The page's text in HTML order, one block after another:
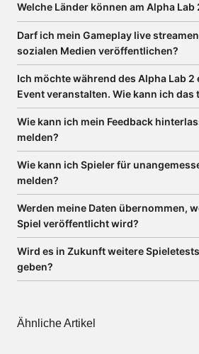
Welche Länder können am Alpha Lab
Darf ich mein Gameplay live
sozialen Medien veröffentlichen?
Ich möchte während des Alpha Lab
Event veranstalten. Wie kann ich das
Wie kann ich mein Feedback
melden?
Wie kann ich Spieler für
melden?
Werden meine Daten übernommen,
Spiel veröffentlicht wird?
Wird es in Zukunft weitere
geben?
Ähnliche Artikel